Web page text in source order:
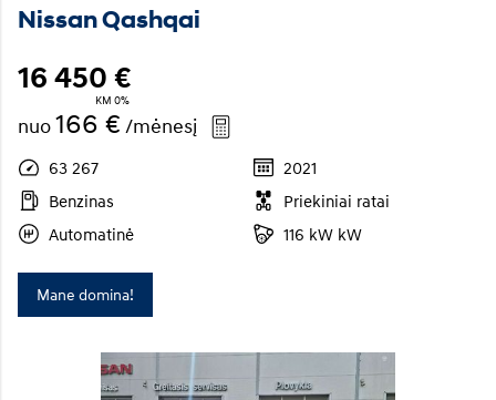
Nissan Qashqai
16 450 €
KM 0%
nuo166 € /mėnesį
63 267
2021
Benzinas
Priekiniai ratai
Automatinė
116 kW kW
Mane domina!